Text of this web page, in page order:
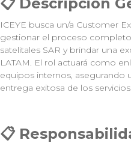
📋 Descripción
ICEYE busca un/a Customer
gestionar el proceso
satelitales SAR y brindar una
LATAM. El rol actuará como
equipos internos, asegurando
entrega exitosa de los servicios.
📋